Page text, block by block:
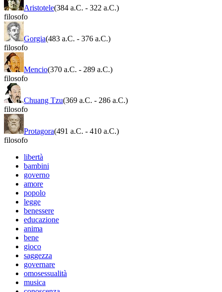
Aristotele(384 a.C. - 322 a.C.)
filosofo
Gorgia(483 a.C. - 376 a.C.)
filosofo
Mencio(370 a.C. - 289 a.C.)
filosofo
Chuang Tzu(369 a.C. - 286 a.C.)
filosofo
Protagora(491 a.C. - 410 a.C.)
filosofo
libertà
bambini
governo
amore
popolo
legge
benessere
educazione
anima
bene
gioco
saggezza
governare
omosessualità
musica